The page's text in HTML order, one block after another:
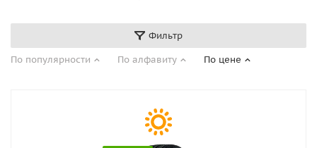
Фильтр
По популярности
По алфавиту По цене